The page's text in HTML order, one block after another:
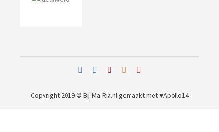
Copyright 2019 © Bij-Ma-Ria.nlgemaakt met ♥Apollo14